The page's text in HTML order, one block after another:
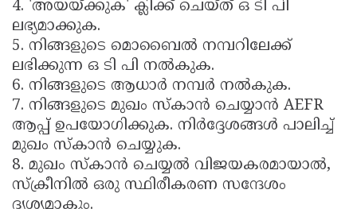
4. 'അയയ്ക്കുക' ക്ലിക്ക് ചെയ്ത് ഒ ടി പി
ലഭ്യമാക്കുക.
5. നിങ്ങളുടെ മൊബൈൽ നമ്പറിലേക്ക്
ലഭിക്കുന്ന ഒ ടി പി നൽകുക.
6. നിങ്ങളുടെ ആധാർ നമ്പർ നൽകുക.
7. നിങ്ങളുടെ മുഖം സ്കാൻ ചെയ്യാൻ AEFR
ആപ്പ് ഉപയോഗിക്കുക. നിർദ്ദേശങ്ങൾ പാലിച്ച്
മുഖം സ്കാൻ ചെയ്യുക.
8. മുഖം സ്കാൻ ചെയ്യൽ വിജയകരമായാൽ,
സ്ക്രീനിൽ ഒരു സ്ഥിരീകരണ സന്ദേശം